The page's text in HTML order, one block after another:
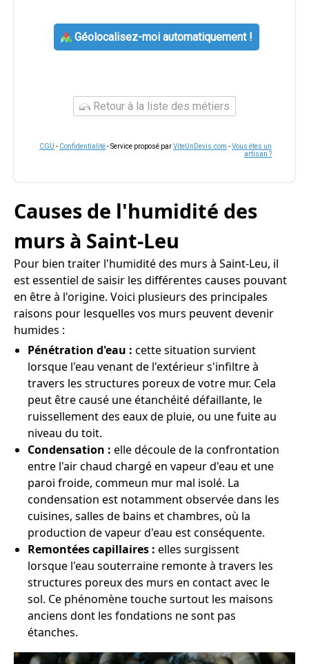
Géolocalisez-moi automatiquement !
Retour à la liste des métiers
CGU - Confidentialité- Service proposé parViteUnDevis.com -Vous êtes un
artisan ?
Causes de l'humidité des
murs à Saint-Leu
Pour bien traiter l'humidité des murs à Saint-Leu, il
est essentiel de saisir les différentes causes pouvant
en être à l'origine. Voici plusieurs des principales
raisons pour lesquelles vos murs peuvent devenir
humides :
Pénétration d'eau : cette situation survient
lorsque l'eau venant de l'extérieur s'infiltre à
travers les structures poreux de votre mur. Cela
peut être causé une étanchéité défaillante, le
ruissellement des eaux de pluie, ou une fuite au
niveau du toit.
Condensation : elle découle de la confrontation
entre l'air chaud chargé en vapeur d'eau et une
paroi froide, commeun mur mal isolé. La
condensation est notamment observée dans les
cuisines, salles de bains et chambres, où la
production de vapeur d'eau est conséquente.
Remontées capillaires : elles surgissent
lorsque l'eau souterraine remonte à travers les
structures poreux des murs en contact avec le
sol. Ce phénomène touche surtout les maisons
anciens dont les fondations ne sont pas
étanches.